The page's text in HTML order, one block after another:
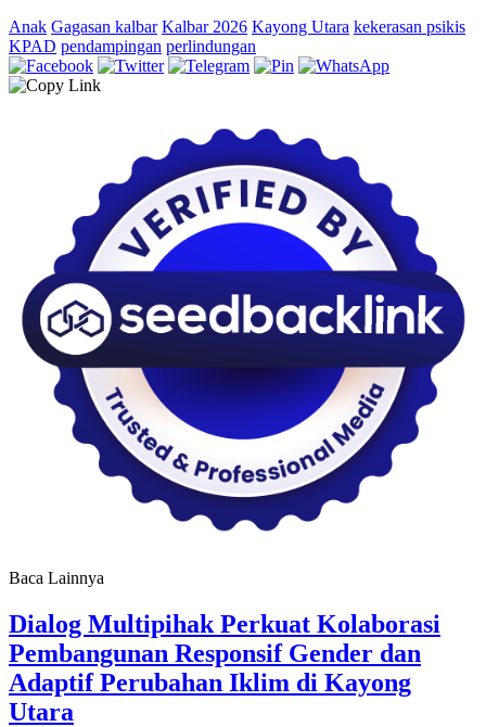
Anak Gagasan kalbar Kalbar 2026 Kayong Utara kekerasan psikis
KPAD pendampingan perlindungan
Baca Lainnya
Dialog Multipihak Perkuat Kolaborasi
Pembangunan Responsif Gender dan
Adaptif Perubahan Iklim di Kayong
Utara